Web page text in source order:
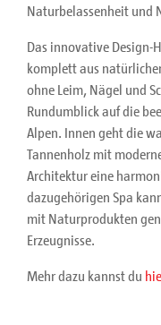
Naturbelassenheit und
Das innovative
komplett aus
ohne Leim, Nägel und
Rundumblick auf die
Alpen. Innen geht die
Tannenholz mit
Architektur eine
dazugehörigen Spa
mit Naturprodukten
Erzeugnisse.
Mehr dazu kannst du